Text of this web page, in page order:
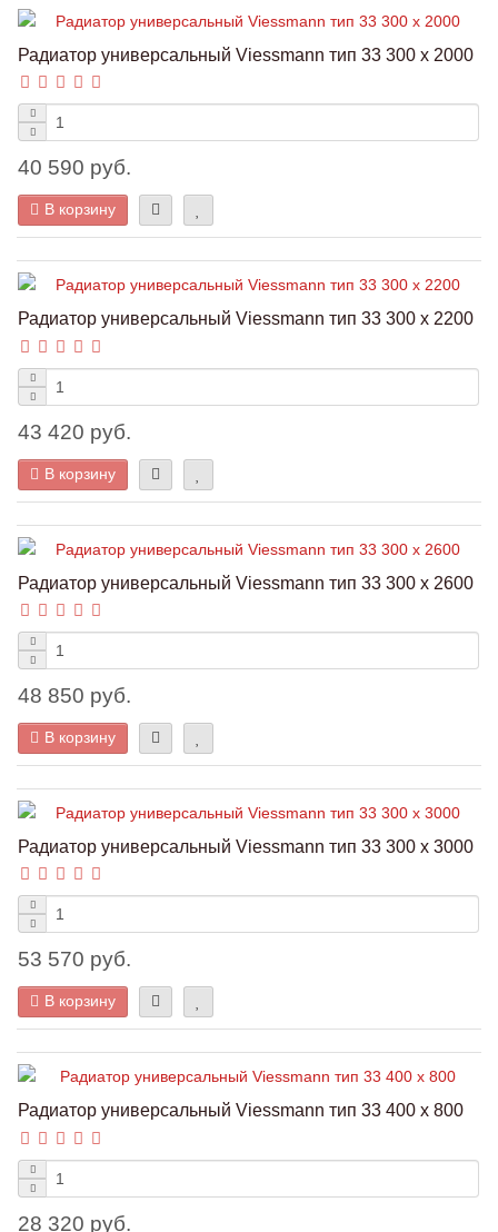
Радиатор универсальный Viessmann тип 33 300 x 2000
40 590 руб.
В корзину
Радиатор универсальный Viessmann тип 33 300 x 2200
43 420 руб.
В корзину
Радиатор универсальный Viessmann тип 33 300 x 2600
48 850 руб.
В корзину
Радиатор универсальный Viessmann тип 33 300 x 3000
53 570 руб.
В корзину
Радиатор универсальный Viessmann тип 33 400 x 800
28 320 руб.